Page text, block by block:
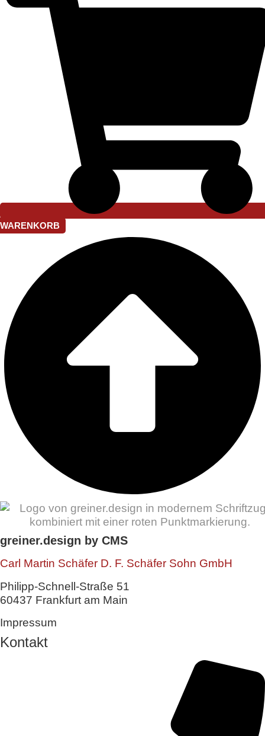
WARENKORB
greiner.design by CMS
Carl Martin Schäfer D. F. Schäfer Sohn GmbH
Philipp-Schnell-Straße 51
60437 Frankfurt am Main
Impressum
Kontakt